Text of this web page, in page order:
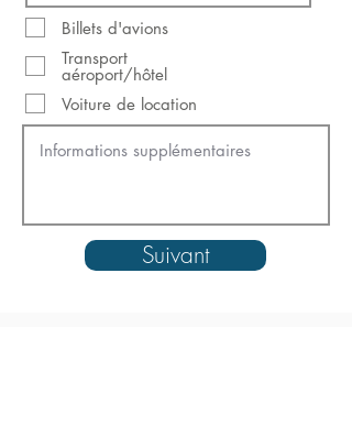
Billets d'avions
Transport
aéroport/hôtel
Voiture de location
Suivant